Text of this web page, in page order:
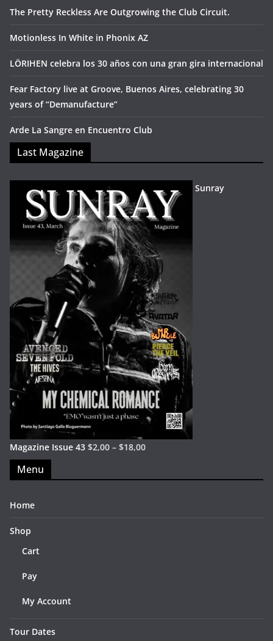
The Pretty Reckless Are Outgrowing the Club Circuit.
Motionless In White in Phonix AZ
LÖRIHEN celebra los 30 años con una gran gira internacional
Fear Factory live at Groove, Buenos Aires, celebrating 30
years of “Demanufacture”
Arde La Sangre en Encuentro Club
Last Magazine
Sunray
Magazine Issue 43 $2,00 – $18,00
Menu
Home
Shop
Cart
Pay
My Account
Tour Dates